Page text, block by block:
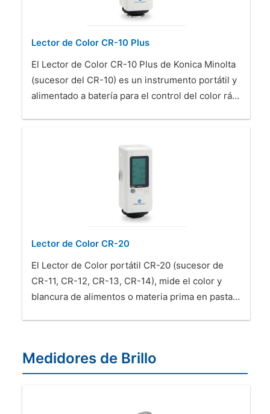
Lector de Color CR-10 Plus
El Lector de Color CR-10 Plus de Konica Minolta
(sucesor del CR-10) es un instrumento portátil y
alimentado a batería para el control del color rá…
Lector de Color CR-20
El Lector de Color portátil CR-20 (sucesor de
CR-11, CR-12, CR-13, CR-14), mide el color y
blancura de alimentos o materia prima en pasta…
Medidores de Brillo